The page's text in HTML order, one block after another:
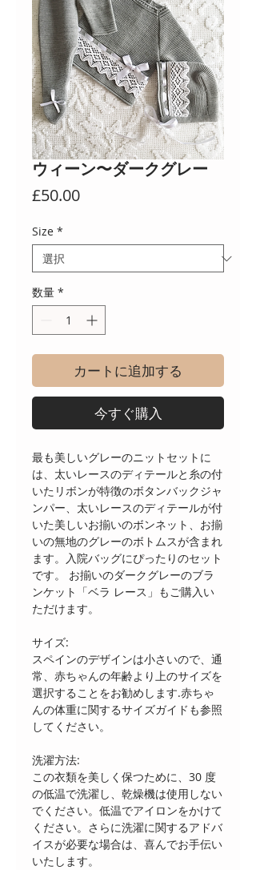
ウィーン〜ダークグレー
£50.00価
Size *
数量 *
カートに追加する
今すぐ購入
最も美しいグレーのニットセットに
は、太いレースのディテールと糸の付
いたリボンが特徴のボタンバックジャ
ンパー、太いレースのディテールが付
いた美しいお揃いのボンネット、お揃
いの無地のグレーのボトムスが含まれ
ます。入院バッグにぴったりのセット
です。 お揃いのダークグレーのブラ
ンケット「ベラ レース」もご購入い
ただけます。
サイズ:
スペインのデザインは小さいので、通
常、赤ちゃんの年齢より上のサイズを
選択することをお勧めします.赤ちゃ
んの体重に関するサイズガイドも参照
してください。
洗濯方法:
この衣類を美しく保つために、30 度
の低温で洗濯し、乾燥機は使用しない
でください。低温でアイロンをかけて
ください。さらに洗濯に関するアドバ
イスが必要な場合は、喜んでお手伝い
いたします。